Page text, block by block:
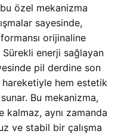
bu özel mekanizma
sayesinde,
orijinaline
enerji sağlayan
pil derdine son
hareketiyle hem estetik
Bu mekanizma,
kalmaz, aynı zamanda
ve stabil bir çalışma